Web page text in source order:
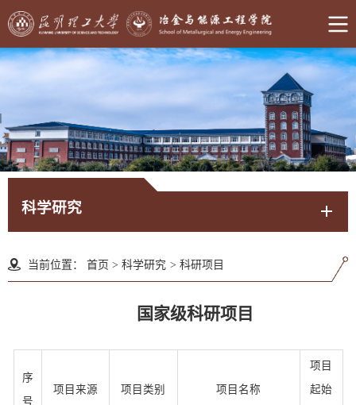
科学研究
当前位置： 首页 > 科学研究 > 科研项目
国家级科研项目
序
号
项目来源 项目类别 项目名称
项目
起始